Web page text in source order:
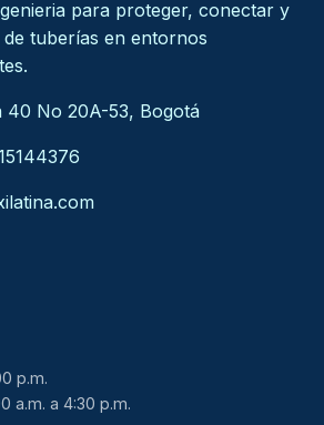
para proteger, conectar y
tuberías en entornos
40 No 20A-53, Bogotá
p.m.
a.m. a 4:30 p.m.